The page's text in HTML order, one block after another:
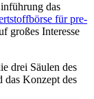
das
für pre-
großes Interesse
drei Säulen des
Konzept des